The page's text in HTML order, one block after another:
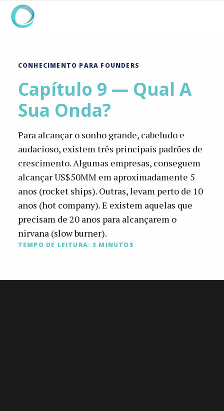
CONHECIMENTO PARA FOUNDERS
Capítulo 9 — Qual A
Sua Onda?
Para alcançar o sonho grande, cabeludo e
audacioso, existem três principais padrões de
crescimento. Algumas empresas, conseguem
alcançar US$50MM em aproximadamente 5
anos (rocket ships). Outras, levam perto de 10
anos (hot company). E existem aquelas que
precisam de 20 anos para alcançarem o
nirvana (slow burner).
TEMPO DE LEITURA: 3 MINUTOS